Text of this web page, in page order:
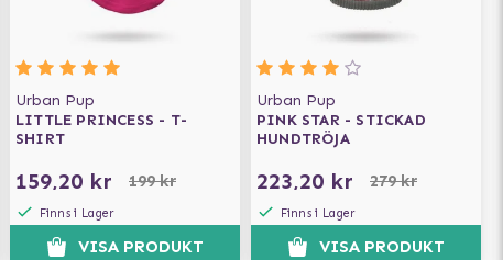
Urban Pup
LITTLE PRINCESS - T-
SHIRT
159,20 kr 199 kr
Finns i Lager
VISA PRODUKT
Urban Pup
PINK STAR - STICKAD
HUNDTRÖJA
223,20 kr 279 kr
Finns i Lager
VISA PRODUKT